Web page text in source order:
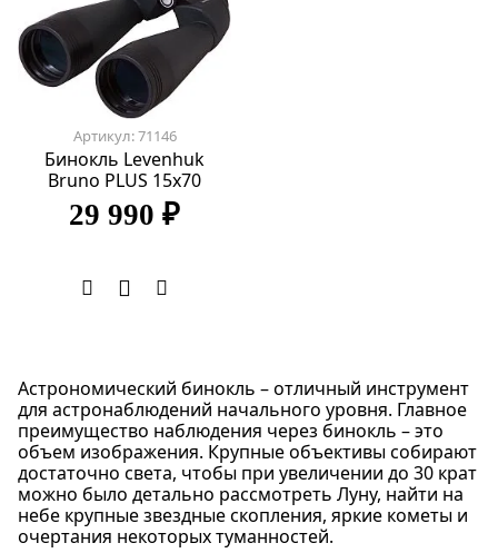
Артикул: 71146
Бинокль Levenhuk
Bruno PLUS 15x70
29 990 ₽
Астрономический бинокль – отличный инструмент
для астронаблюдений начального уровня. Главное
преимущество наблюдения через бинокль – это
объем изображения. Крупные объективы собирают
достаточно света, чтобы при увеличении до 30 крат
можно было детально рассмотреть Луну, найти на
небе крупные звездные скопления, яркие кометы и
очертания некоторых туманностей.